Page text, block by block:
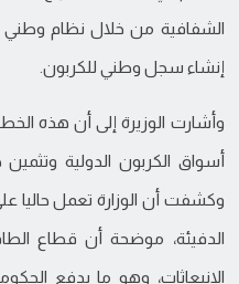
الشفافية من خلال نظام وطني
إنشاء سجل وطني للكربون.
وأشارت الوزيرة إلى أن هذه
أسواق الكربون الدولية
وكشفت أن الوزارة تعمل حاليا
الدفيئة، موضحة أن قطاع
الانبعاثات، وهو ما يدفع